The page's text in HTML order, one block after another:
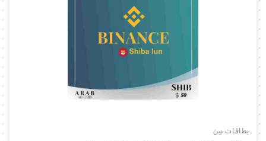
بطاقات بين